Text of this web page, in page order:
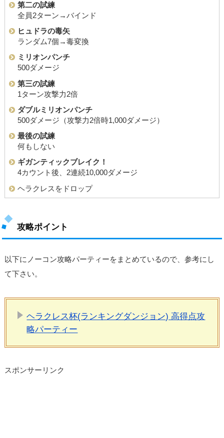
第二の試練
全員2ターン→バインド
ヒュドラの毒矢
ランダム7個→毒変換
ミリオンパンチ
500ダメージ
第三の試練
1ターン攻撃力2倍
ダブルミリオンパンチ
500ダメージ（攻撃力2倍時1,000ダメージ）
最後の試練
何もしない
ギガンティックブレイク！
4カウント後、2連続10,000ダメージ
ヘラクレスをドロップ
攻略ポイント
以下にノーコン攻略パーティーをまとめているので、参考にし
て下さい。
ヘラクレス杯(ランキングダンジョン) 高得点攻
略パーティー
スポンサーリンク